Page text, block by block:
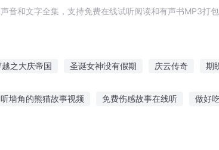
和文字全集，支持免费在线试听阅读和有声书MP3打包
越之大庆帝国 圣诞女神没有假期 庆云传奇 期
听墙角的熊猫故事视频 免费伤感故事在线听 做好